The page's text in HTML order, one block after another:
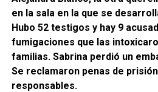
en la sala en la que se
Hubo 52 testigos y hay 9
fumigaciones que las
familias. Sabrina perdió un
Se reclamaron penas de
responsables.